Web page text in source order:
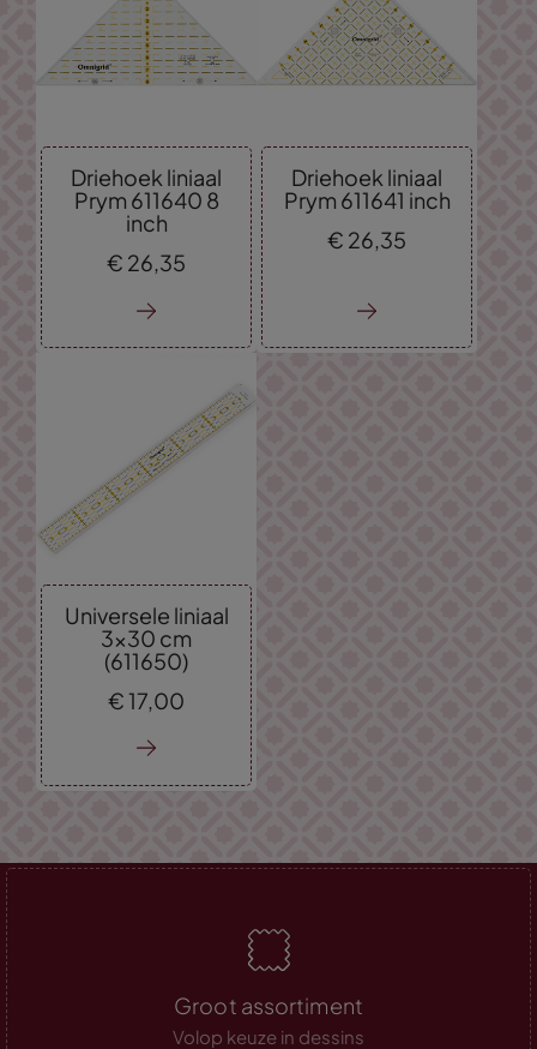
Driehoek liniaal
Prym 611640 8
inch
€ 26,35
Driehoek liniaal
Prym 611641 inch
€ 26,35
Universele liniaal
3x30 cm
(611650)
€17, 00
Groot assortiment
Volop keuze in dessins